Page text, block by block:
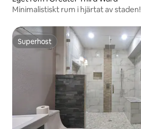
Minimalistiskt rum i hjärtat av staden!
Superhost
Superhost